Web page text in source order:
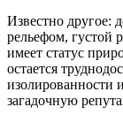
Известно другое:
рельефом, густой
имеет статус
остается
изолированности
загадочную